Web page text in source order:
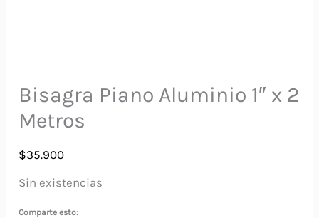
Bisagra Piano Aluminio 1″ x 2
Metros
$35.900
Sin existencias
Comparte esto: